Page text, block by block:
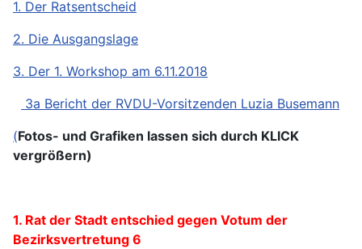
1. Der Ratsentscheid
2. Die Ausgangslage
3. Der 1. Workshop am 6.11.2018
3a Bericht der RVDU-Vorsitzenden Luzia Busemann
(Fotos- und Grafiken lassen sich durch KLICK
vergrößern)
1. Rat der Stadt entschied gegen Votum der
Bezirksvertretung 6